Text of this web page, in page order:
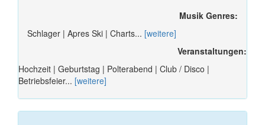
Musik Genres:
Schlager | Apres Ski | Charts... [weitere]
Veranstaltungen:
Hochzeit | Geburtstag | Polterabend | Club / Disco |
Betriebsfeier... [weitere]